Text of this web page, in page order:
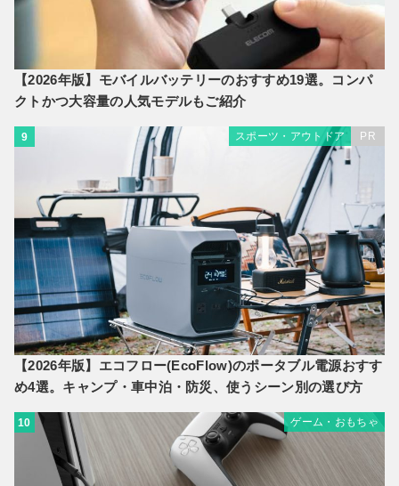
【2026年版】モバイルバッテリーのおすすめ19選。コンパ
クトかつ大容量の人気モデルもご紹介
9 スポーツ・アウトドア PR
【2026年版】エコフロー(EcoFlow)のポータブル電源おすす
め4選。キャンプ・車中泊・防災、使うシーン別の選び方
10 ゲーム・おもちゃ